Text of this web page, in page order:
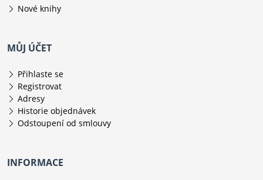
Nové knihy
MŮJ ÚČET
Přihlaste se
Registrovat
Adresy
Historie objednávek
Odstoupení od smlouvy
INFORMACE